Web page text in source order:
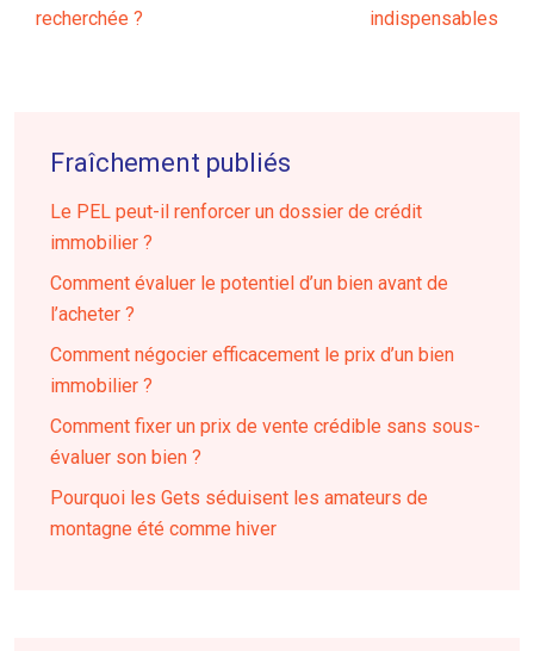
recherchée ?
indispensables
Fraîchement publiés
Le PEL peut-il renforcer un dossier de crédit
immobilier ?
Comment évaluer le potentiel d’un bien avant de
l’acheter ?
Comment négocier efficacement le prix d’un bien
immobilier ?
Comment fixer un prix de vente crédible sans sous-
évaluer son bien ?
Pourquoi les Gets séduisent les amateurs de
montagne été comme hiver